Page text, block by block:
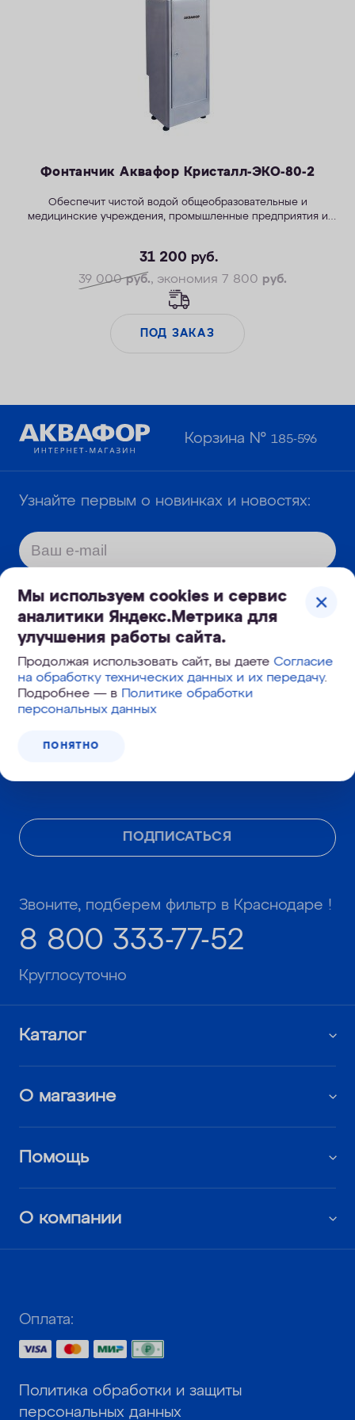
Фонтанчик Аквафор Кристалл-ЭКО-80-2
Обеспечит чистой водой общеобразовательные и
медицинские учреждения, промышленные предприятия и
31 200 руб.
39 000руб., экономия 7 800 руб.
ПОД ЗАКАЗ
Мы используем cookies и сервис
аналитики Яндекс.Метрика для
улучшения работы сайта.
Продолжая использовать сайт, вы даетеСогласие
на обработку технических данных и их передачу.
Подробнее — в Политике обработки
персональных данных
ПОНЯТНО
Корзина №185-596
Узнайте первым о новинках и новостях:
ПОДПИСАТЬСЯ
Даюсогласиена обработку моих
персональных данных и подтверждаю,
что я ознакомлен с политикой
обработки и защиты персональных
данных
информационных и рекламных
Звоните, подберем фильтр в Краснодаре !
8 800 333-77-52
Круглосуточно
Каталог
О магазине
Помощь
О компании
Оплата:
Политика обработки и защиты
персональных данных